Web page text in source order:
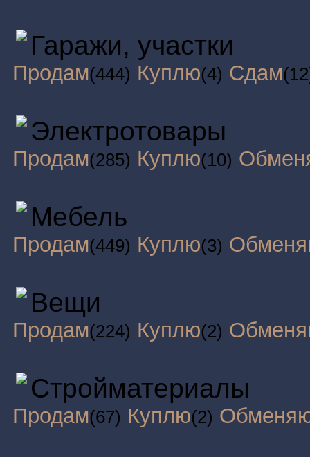
Гаражи, участки
Продам(444) Куплю(4) Сдам
Электротовары
Продам(285) Куплю(10)
Мебель
Продам(449) Куплю(3)
Вещи
Продам(224) Куплю(2)
Стройматериалы
Продам(67) Куплю(2)